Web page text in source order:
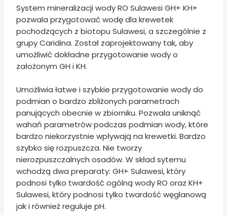
System mineralizacji wody RO Sulawesi GH+ KH+
pozwala przygotować wodę dla krewetek
pochodzących z biotopu Sulawesi, a szczególnie z
grupy Caridina. Został zaprojektowany tak, aby
umożliwić dokładne przygotowanie wody o
założonym GH i KH.
Umożliwia łatwe i szybkie przygotowanie wody do
podmian o bardzo zbliżonych parametrach
panujących obecnie w zbiorniku. Pozwala uniknąć
wahań parametrów podczas podmian wody, które
bardzo niekorzystnie wpływają na krewetki. Bardzo
szybko się rozpuszcza. Nie tworzy
nierozpuszczalnych osadów. W skład sytemu
wchodzą dwa preparaty: GH+ Sulawesi, który
podnosi tylko twardość ogólną wody RO oraz KH+
Sulawesi, który podnosi tylko twardość węglanową
jak i również reguluje pH.